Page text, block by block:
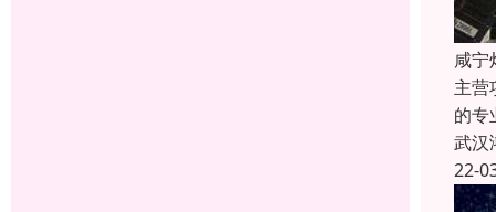
咸宁
主营
的专
武汉
22-